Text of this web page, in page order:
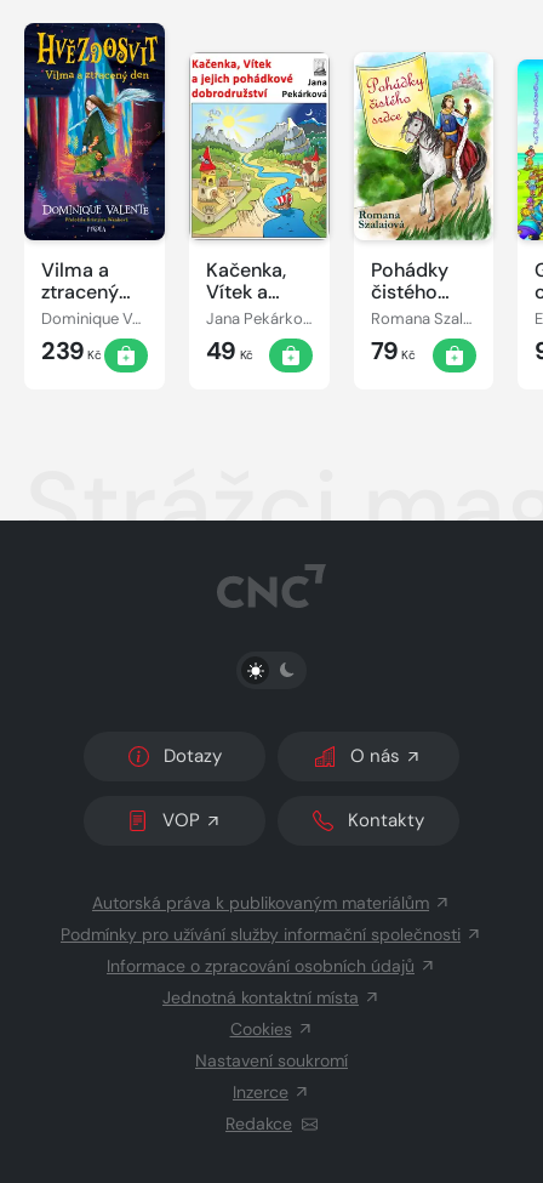
Vilma a
ztracený
den
Dominique Valente
239 Kč
Kačenka,
Vítek a
jejich
pohádkové
dobrodružství
Jana Pekárková
49 Kč
Pohádky
čistého
srdce
Romana Szalaiová
79 Kč
Strážci
PŘEPNOUT SVĚTLÝ/TMAVÝ REŽIM
Dotazy O nás
VOP Kontakty
Autorská práva k publikovaným materiálům
Podmínky pro užívání služby informační společnosti
Informace o zpracování osobních údajů
Jednotná kontaktní místa
Cookies
Nastavení soukromí
Inzerce
Redakce